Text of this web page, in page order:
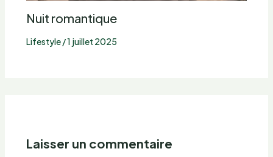
Nuit romantique
Lifestyle/1 juillet 2025
Laisser un commentaire